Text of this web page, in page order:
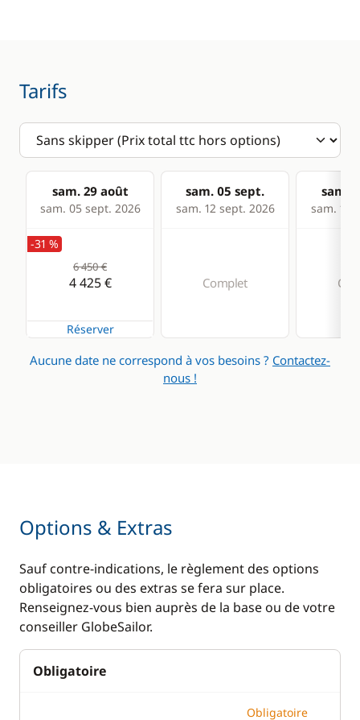
Loch - Speedo
Pilote automatique
Sondeur
Cuisine
Ice Maker
Eau chaude
Tarifs
sam. 29 août
sam. 05 sept. 2026
sam. 05 sept.
sam. 12 sept. 2026
sam.
sam. 19
-31 %
6 450 €
4 425 €
Réserver
Complet
Aucune date ne correspond à vos besoins ? Contactez-
nous !
Options & Extras
Sauf contre-indications, le règlement des options
obligatoires ou des extras se fera sur place.
Renseignez-vous bien auprès de la base ou de votre
conseiller GlobeSailor.
Obligatoire
Obligatoire